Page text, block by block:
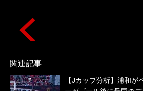
関連記事
【Jカップ分析】浦和が